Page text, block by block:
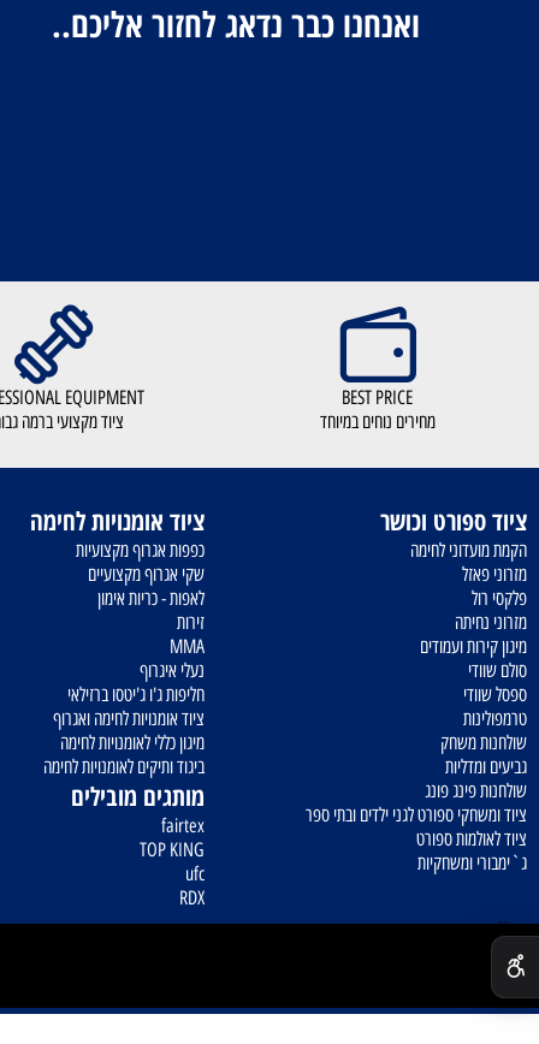
ויצירת קשר השאירו
מחירים נוחים במיוחד ציוד מקצועי ברמה גבוהה
וכושר
לחימה
ועמודים
ספורט לגני ילדים ובתי ספר
ספורט
ציוד אומנויות לחימה
כפפות אגרוף מקצועיות
שקי אגרוף מקצועיים
לאפות - כריות אימון
נעלי איגרוף
חליפות ג'ו ג'יטסו ברזילאי
ציוד אומנויות לחימה ואגרוף
מיגון כללי לאומנויות לחימה
ביגוד ותיקים לאומנויות לחימה
מותגים מובילים
fairtex
RDX